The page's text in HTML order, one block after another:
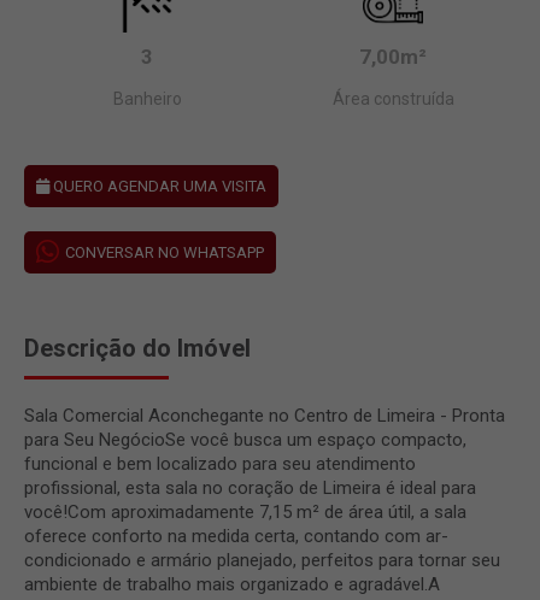
3
Banheiro
7,00m²
Área construída
QUERO AGENDAR UMA VISITA
CONVERSAR NO WHATSAPP
Descrição do Imóvel
Sala Comercial Aconchegante no Centro de Limeira - Pronta
para Seu NegócioSe você busca um espaço compacto,
funcional e bem localizado para seu atendimento
profissional, esta sala no coração de Limeira é ideal para
você!Com aproximadamente 7,15 m² de área útil, a sala
oferece conforto na medida certa, contando com ar-
condicionado e armário planejado, perfeitos para tornar seu
ambiente de trabalho mais organizado e agradável.A